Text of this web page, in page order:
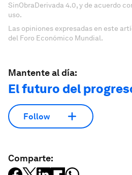
SinObraDerivada 4.0, y de acuerdo
uso.
Las opiniones expresadas en este
del Foro Económico Mundial.
Mantente al día:
El futuro del
Follow
Comparte: